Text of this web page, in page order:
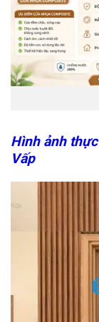
Hình ảnh
Vấp